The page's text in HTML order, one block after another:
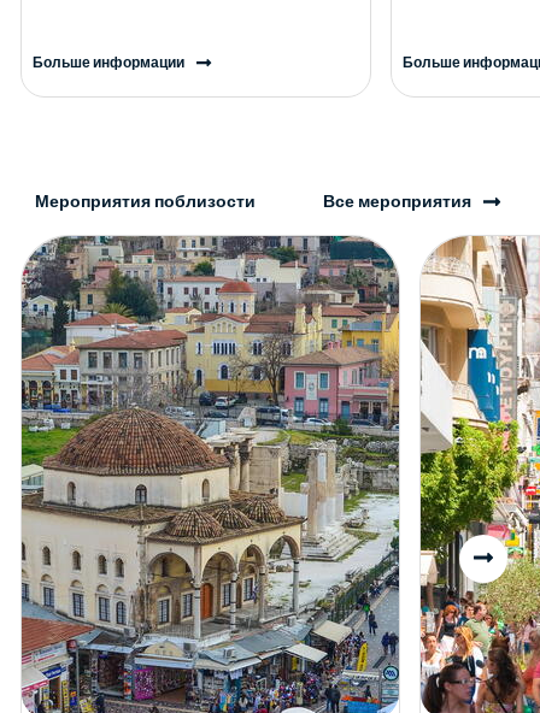
Больше информации Больше
Мероприятия поблизости Все мероприятия